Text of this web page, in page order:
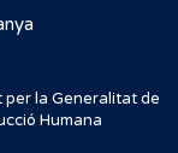
per la Generalitat de
Humana